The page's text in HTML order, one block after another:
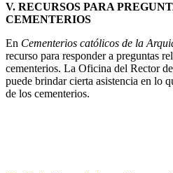
V. RECURSOS PARA
CEMENTERIOS
En Cementerios católicos de la
recurso para responder a preguntas
cementerios. La Oficina del Rector
puede brindar cierta asistencia en lo
de los cementerios.